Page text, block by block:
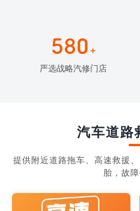
580 +
严选战略汽修门店
汽车道路
提供附近道路拖车、高速救援
胎，故